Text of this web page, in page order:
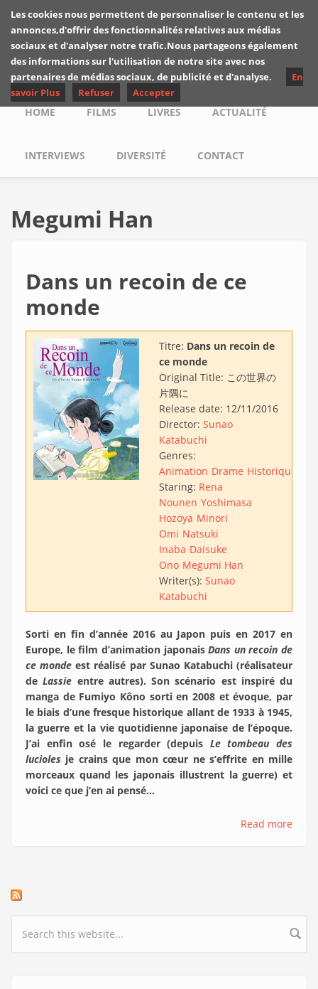
Skip to main content
Les critiques de
Yuyine
Main menu
HOME FILMS LIVRES ACTUALITÉ
INTERVIEWS DIVERSITÉ CONTACT
Megumi Han
Dans un recoin de ce
monde
Titre: Dans un recoin de
ce monde
Original Title: この世界の
片隅に
Release date: 12/11/2016
Director: Sunao
Katabuchi
Genres:
Animation Drame Historique
Staring: Rena
Nounen Yoshimasa
Hozoya Minori
Omi Natsuki
Inaba Daisuke
Ono Megumi Han
Writer(s): Sunao
Katabuchi
Sorti en fin d’année 2016 au Japon puis en 2017 en
Europe, le film d’animation japonaisDans un recoin de
ce monde est réalisé par Sunao Katabuchi (réalisateur
deLassie entre autres). Son scénario est inspiré du
manga de Fumiyo Kôno sorti en 2008 et évoque, par
le biais d’une fresque historique allant de 1933 à 1945,
la guerre et la vie quotidienne japonaise de l’époque.
J’ai enfin osé le regarder (depuis Le tombeau des
lucioles je crains que mon cœur ne s’effrite en mille
morceaux quand les japonais illustrent la guerre) et
voici ce que j’en ai pensé…
Read more
Search form
Les cookies nous permettent de personnaliser le contenu et les
annonces,d'offrir des fonctionnalités relatives aux médias
sociaux et d'analyser notre trafic.Nous partageons également
des informations sur l'utilisation de notre site avec nos
partenaires de médias sociaux, de publicité et d'analyse.
En
savoir Plus
Refuser Accepter